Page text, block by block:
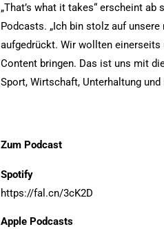
„That’s what it takes“ erscheint
Podcasts. „Ich bin stolz auf
aufgedrückt. Wir wollten
Content bringen. Das ist uns mit
Sport, Wirtschaft, Unterhaltung
Zum Podcast
Spotify
https://fal.cn/3cK2D
Apple Podcasts